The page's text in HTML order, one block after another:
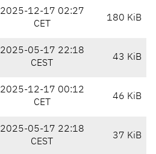
2025-12-17 02:27
CET
180 KiB
2025-05-17 22:18
CEST
43 KiB
2025-12-17 00:12
CET
46 KiB
2025-05-17 22:18
CEST
37 KiB